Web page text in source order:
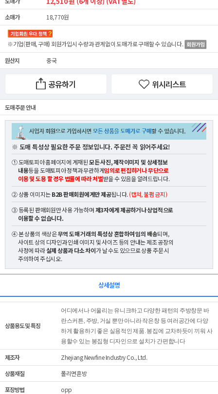
소매가 18,770원
※기업(판매, 구매) 회원가입시 수량과 관계없이도매가로 구매할 수 있습니다.
원산지 중국
공유하기 위시리스트
도매 주문 안내
※ 도매 특성상 필요한 주문 정보입니다. 주문전 꼭 읽어주세요!
① 도매토피아 홈페이지에 게재된모든 사진, 제작이미지 및 상세정보
내용등을 도매토피아 정책과 무관하게임의로 편집하거나 무단으로
이용 및 도용 할 경우 법률에 따라 처벌받을 수 있음을 알려드립니다.
② 상품 이미지는B2B 판매회원에게만 제공됩니다.(캡쳐, 불펌 금지)
③ 등록된 판매회원만 사용 가능하며제3자에게 제공하거나 상업적으로
이용할 수 없습니다.
④ 본 상품의 색상은무역 도매 거래의 특성상 혼합하여 임의 배송되며,
사이트 상의 디자인과 인쇄 이미지 및 사이즈 등의 안내는 제조 공장의
사정에 따라실제 상품과 다소 차이가 날 수도 있으므로 상품 주문 시
주의하여 주십시오.
상세설명
상품용도 및 특징
어디에서나 어울리는 유니크하고 다양한 패턴의 주방창문 바
란스커튼, 주방, 거실 뿐만 아니라 작은창 등 여러공간에 다양
하게 활용하기 좋은 실용적인 제품. 봉집에 교차하듯이 끼워 사
용할수 있는 봉집형 디자인으로 설치가 간편합니다
제조자
Zhejiang Newfine Industry Co., Ltd.
상품재질
폴리면혼방
포장방법
opp